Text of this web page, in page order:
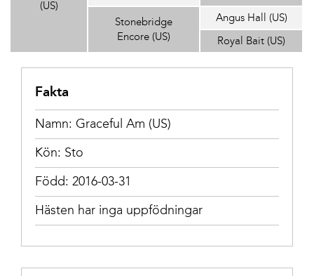
(US)
Stonebridge
Encore (US)
Angus Hall (US)
Royal Bait (US)
Fakta
Namn: Graceful Am (US)
Kön: Sto
Född: 2016-03-31
Hästen har inga uppfödningar